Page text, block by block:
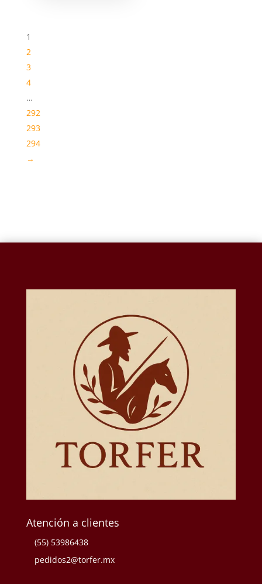
1
2
3
4
…
292
293
294
→
Atención a clientes
(55) 53986438
pedidos2@torfer.mx